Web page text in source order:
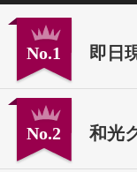
No.1 即日
No.2 和光